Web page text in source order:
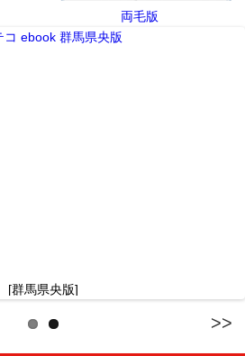
両毛版
[群馬県央版]